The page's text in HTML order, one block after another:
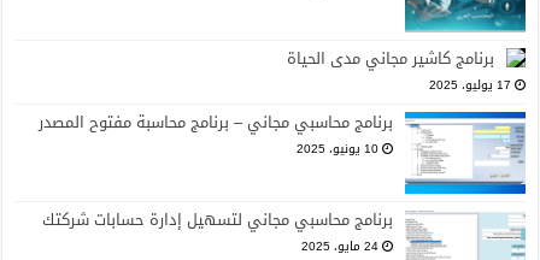
برنامج كاشير مجاني مدى الحياة
17 يوليو، 2025
برنامج محاسبي مجاني – برنامج محاسبة مفتوح المصدر
10 يونيو، 2025
برنامج محاسبي مجاني لتسهيل إدارة حسابات شركتك
24 مايو، 2025